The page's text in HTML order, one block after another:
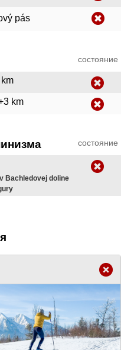
pás
состояние
km
состояние
Bachledovej doline